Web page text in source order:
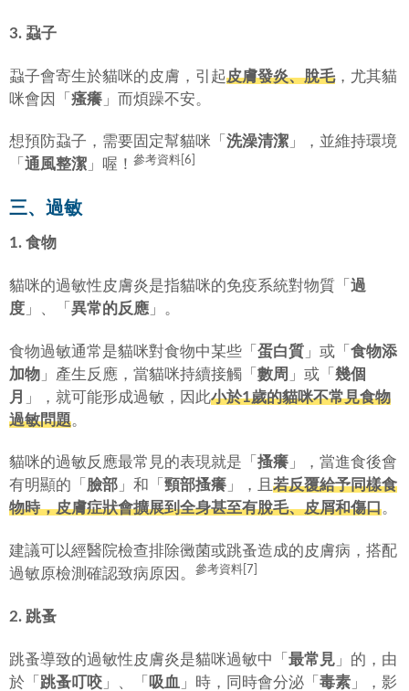
3. 蝨子
蝨子會寄生於貓咪的皮膚，引起皮膚發炎、脫毛，尤其貓
咪會因「 瘙癢 」而煩躁不安。
想預防蝨子，需要固定幫貓咪「 洗澡清潔 」，並維持環境
「 通風整潔 」喔！ 參考資料[6]
三、過敏
1. 食物
貓咪的過敏性皮膚炎是指貓咪的免疫系統對物質「 過
度 」、「 異常的反應 」。
食物過敏通常是貓咪對食物中某些「 蛋白質 」或「 食物添
加物 」產生反應，當貓咪持續接觸「 數周 」或「 幾個
月
」，就可能形成過敏，因此小於1歲的貓咪不常見食物
過敏問題。
貓咪的過敏反應最常見的表現就是「 搔癢 」，當進食後會
有明顯的「 臉部 」和「 頸部搔癢 」，且 若反覆給予同樣食
物時，皮膚症狀會擴展到全身甚至有脫毛、皮屑和傷口。
建議可以經醫院檢查排除黴菌或跳蚤造成的皮膚病，搭配
過敏原檢測確認致病原因。
參考資料[7]
2. 跳蚤
跳蚤導致的過敏性皮膚炎是貓咪過敏中「 最常見 」的，由
於「 跳蚤叮咬 」、「 吸血 」時，同時會分泌「 毒素 」，影